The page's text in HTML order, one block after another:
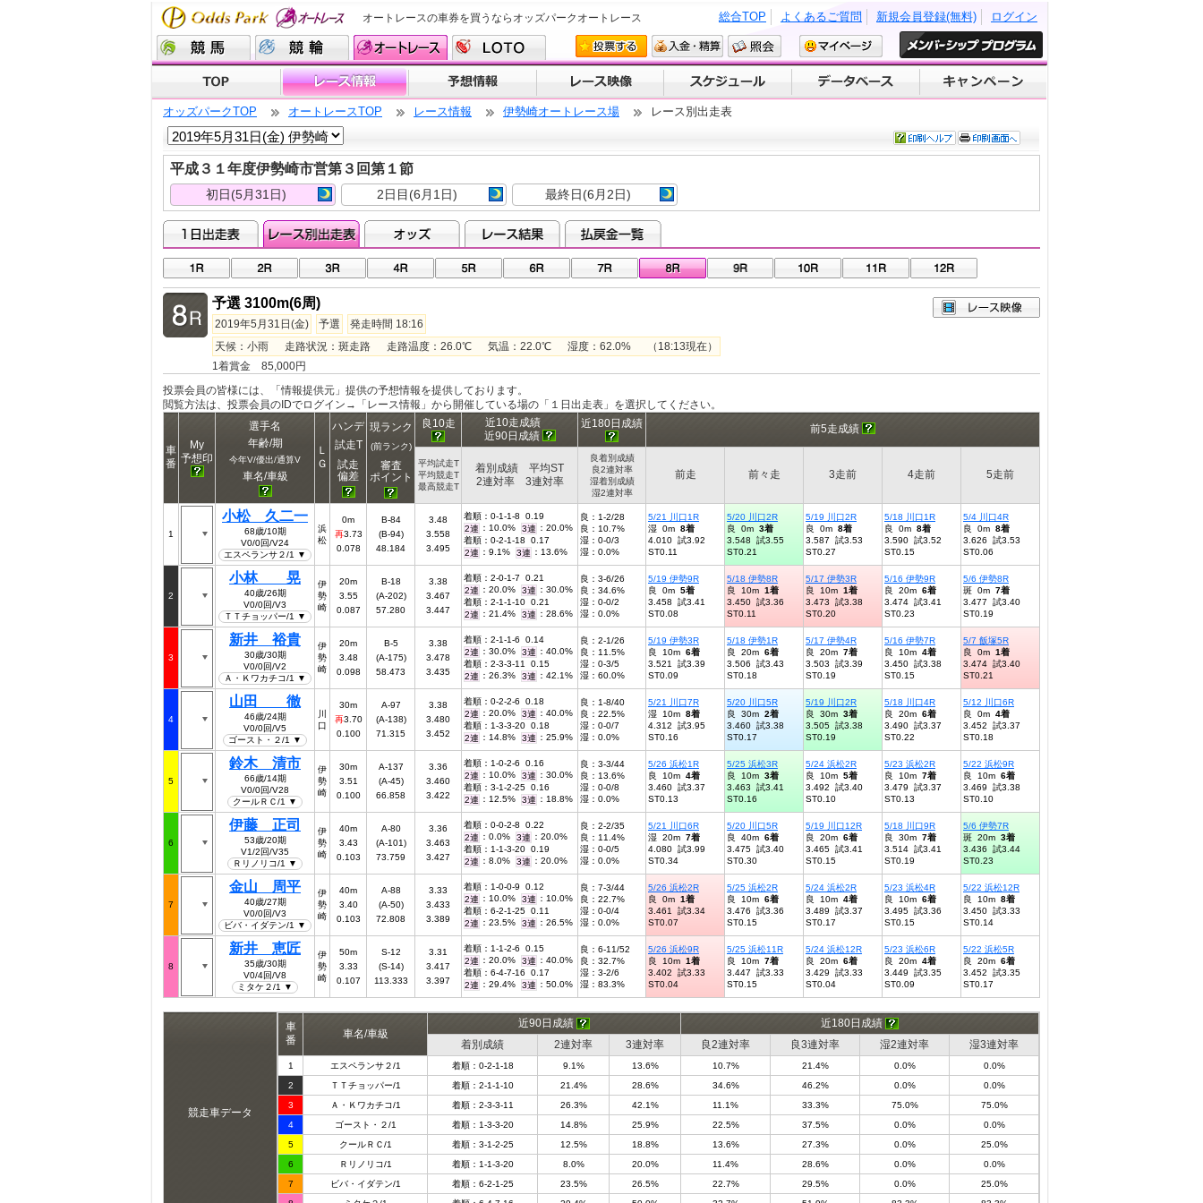
オートレースの車券を買うならオッズパークオートレース ログイン
新規会員登録(無料)
よくあるご質問
総合TOP
オッズパークTOP オートレースTOP レース情報 伊勢崎オートレース場 レース別出走表
平成３１年度伊勢崎市営第３回第１節
初日(5月31日) 2日目(6月1日) 最終日(6月2日)
予選 3100m(6周)
2019年5月31日(金) 予選
発走時間 18:16
天候：小雨 走路状況：斑走路 走路温度：26.0℃ 気温：22.0℃ 湿度：62.0% （18:13現在）
1着賞金 85,000円
投票会員の皆様には、「情報提供元」提供の予想情報を提供しております。
閲覧方法は、投票会員のIDでログイン→「レース情報」から開催している場の「１日出走表」を選択してください。
車
番
My
予想印
選手名
年齢/期
今年V/優出/通算V
車名/車級
Ｌ
Ｇ
ハンデ
試走T
試走
偏差
現ランク
(前ランク)
審査
ポイント
良10走
近10走成績
近90日成績
近180日成績 前5走成績
平均試走T
平均競走T
最高競走T
着別成績 平均ST
2連対率 3連対率
良着別成績
良2連対率
湿着別成績
湿2連対率
前走 前々走 3走前 4走前 5走前
1
小松 久二一
68歳/10期
V0/0回/V24
エスペランサ２/1 ▼
浜
松
0m
再3.73
0.078
B-84
(B-94)
48.184
3.48
3.558
3.495
着順：0-1-1-8 0.19
2連 ：10.0% 3連 ：20.0%
着順：0-2-1-18 0.17
2連 ：9.1% 3連 ：13.6%
良：1-2/28
良：10.7%
湿：0-0/3
湿：0.0%
5/21 川口1R
湿 0m 8着
4.010 試3.92
ST0.11
5/20 川口2R
良 0m 3着
3.548 試3.55
ST0.21
5/19 川口2R
良 0m 8着
3.587 試3.53
ST0.27
5/18 川口1R
良 0m 8着
3.590 試3.52
ST0.15
5/4 川口4R
良 0m 8着
3.626 試3.53
ST0.06
2
小林 晃
40歳/26期
V0/0回/V3
ＴＴチョッパー/1 ▼
伊
勢
崎
20m
3.55
0.087
B-18
(A-202)
57.280
3.38
3.467
3.447
着順：2-0-1-7 0.21
2連 ：20.0% 3連 ：30.0%
着順：2-1-1-10 0.21
2連 ：21.4% 3連 ：28.6%
良：3-6/26
良：34.6%
湿：0-0/2
湿：0.0%
5/19 伊勢9R
良 0m 5着
3.458 試3.41
ST0.08
5/18 伊勢8R
良 10m 1着
3.450 試3.36
ST0.11
5/17 伊勢3R
良 10m 1着
3.473 試3.38
ST0.20
5/16 伊勢9R
良 20m 6着
3.474 試3.41
ST0.23
5/6 伊勢8R
斑 0m 7着
3.477 試3.40
ST0.19
3
新井 裕貴
30歳/30期
V0/0回/V2
Ａ・Ｋワカチコ/1 ▼
伊
勢
崎
20m
3.48
0.098
B-5
(A-175)
58.473
3.38
3.478
3.435
着順：2-1-1-6 0.14
2連 ：30.0% 3連 ：40.0%
着順：2-3-3-11 0.15
2連 ：26.3% 3連 ：42.1%
良：2-1/26
良：11.5%
湿：0-3/5
湿：60.0%
5/19 伊勢3R
良 10m 6着
3.521 試3.39
ST0.09
5/18 伊勢1R
良 20m 6着
3.506 試3.43
ST0.18
5/17 伊勢4R
良 20m 7着
3.503 試3.39
ST0.19
5/16 伊勢7R
良 10m 4着
3.450 試3.38
ST0.15
5/7 飯塚5R
良 0m 1着
3.474 試3.40
ST0.21
4
山田 徹
46歳/24期
V0/0回/V5
ゴースト・２/1 ▼
川
口
30m
再3.70
0.100
A-97
(A-138)
71.315
3.38
3.480
3.452
着順：0-2-2-6 0.18
2連 ：20.0% 3連 ：40.0%
着順：1-3-3-20 0.18
2連 ：14.8% 3連 ：25.9%
良：1-8/40
良：22.5%
湿：0-0/7
湿：0.0%
5/21 川口7R
湿 10m 8着
4.312 試3.95
ST0.16
5/20 川口5R
良 30m 2着
3.460 試3.38
ST0.17
5/19 川口2R
良 30m 3着
3.505 試3.38
ST0.19
5/18 川口4R
良 20m 6着
3.490 試3.37
ST0.22
5/12 川口6R
良 0m 4着
3.452 試3.37
ST0.18
5
鈴木 清市
66歳/14期
V0/0回/V28
クールＲＣ/1 ▼
伊
勢
崎
30m
3.51
0.100
A-137
(A-45)
66.858
3.36
3.460
3.422
着順：1-0-2-6 0.16
2連 ：10.0% 3連 ：30.0%
着順：3-1-2-25 0.16
2連 ：12.5% 3連 ：18.8%
良：3-3/44
良：13.6%
湿：0-0/8
湿：0.0%
5/26 浜松1R
良 10m 4着
3.460 試3.37
ST0.13
5/25 浜松3R
良 10m 3着
3.463 試3.41
ST0.16
5/24 浜松2R
良 10m 5着
3.492 試3.40
ST0.10
5/23 浜松2R
良 10m 7着
3.479 試3.37
ST0.13
5/22 浜松9R
良 10m 6着
3.469 試3.38
ST0.10
6
伊藤 正司
53歳/20期
V1/2回/V35
Ｒリノリコ/1 ▼
伊
勢
崎
40m
3.43
0.103
A-80
(A-101)
73.759
3.36
3.463
3.427
着順：0-0-2-8 0.22
2連 ：0.0% 3連 ：20.0%
着順：1-1-3-20 0.19
2連 ：8.0% 3連 ：20.0%
良：2-2/35
良：11.4%
湿：0-0/5
湿：0.0%
5/21 川口6R
湿 20m 7着
4.080 試3.99
ST0.34
5/20 川口5R
良 40m 6着
3.475 試3.40
ST0.30
5/19 川口12R
良 20m 6着
3.465 試3.41
ST0.15
5/18 川口9R
良 30m 7着
3.514 試3.41
ST0.19
5/6 伊勢7R
斑 20m 3着
3.436 試3.44
ST0.23
7
金山 周平
40歳/27期
V0/0回/V3
ビバ・イダテン/1 ▼
伊
勢
崎
40m
3.40
0.103
A-88
(A-50)
72.808
3.33
3.433
3.389
着順：1-0-0-9 0.12
2連 ：10.0% 3連 ：10.0%
着順：6-2-1-25 0.11
2連 ：23.5% 3連 ：26.5%
良：7-3/44
良：22.7%
湿：0-0/4
湿：0.0%
5/26 浜松2R
良 0m 1着
3.461 試3.34
ST0.07
5/25 浜松2R
良 10m 6着
3.476 試3.36
ST0.15
5/24 浜松2R
良 10m 4着
3.489 試3.37
ST0.17
5/23 浜松4R
良 10m 6着
3.495 試3.36
ST0.15
5/22 浜松12R
良 10m 8着
3.450 試3.33
ST0.14
8
新井 恵匠
35歳/30期
V0/4回/V8
ミタケ２/1 ▼
伊
勢
崎
50m
3.33
0.107
S-12
(S-14)
113.333
3.31
3.417
3.397
着順：1-1-2-6 0.15
2連 ：20.0% 3連 ：40.0%
着順：6-4-7-16 0.17
2連 ：29.4% 3連 ：50.0%
良：6-11/52
良：32.7%
湿：3-2/6
湿：83.3%
5/26 浜松9R
良 10m 1着
3.402 試3.33
ST0.04
5/25 浜松11R
良 10m 7着
3.447 試3.33
ST0.15
5/24 浜松12R
良 20m 6着
3.429 試3.33
ST0.04
5/23 浜松6R
良 20m 4着
3.449 試3.35
ST0.09
5/22 浜松5R
良 20m 6着
3.452 試3.35
ST0.17
競走車データ
車
番
車名/車級
近90日成績
近180日成績
着別成績
2連対率 3連対率 良2連対率 良3連対率 湿2連対率 湿3連対率
1 エスペランサ２/1 着順：0-2-1-18 9.1% 13.6% 10.7% 21.4% 0.0%
0.0%
2
ＴＴチョッパー/1 着順：2-1-1-10 21.4% 28.6% 34.6% 46.2% 0.0%
0.0%
3
Ａ・Ｋワカチコ/1 着順：2-3-3-11 26.3% 42.1% 11.1% 33.3% 75.0%
75.0%
4
ゴースト・２/1 着順：1-3-3-20 14.8% 25.9% 22.5% 37.5% 0.0%
0.0%
5
クールＲＣ/1 着順：3-1-2-25 12.5% 18.8% 13.6% 27.3% 0.0%
25.0%
6
Ｒリノリコ/1 着順：1-1-3-20 8.0% 20.0% 11.4% 28.6% 0.0%
0.0%
7
ビバ・イダテン/1 着順：6-2-1-25 23.5% 26.5% 22.7% 29.5% 0.0%
25.0%